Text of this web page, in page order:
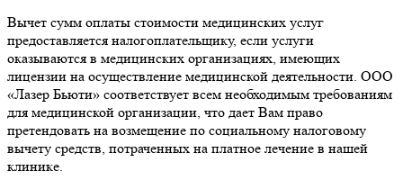
Вычет сумм оплаты стоимости медицинских услуг
предоставляется налогоплательщику, если услуги
оказываются в медицинских организациях, имеющих
лицензии на осуществление медицинской деятельности. ООО
«Лазер Бьюти» соответствует всем необходимым требованиям
для медицинской организации, что дает Вам право
претендовать на возмещение по социальному налоговому
вычету средств, потраченных на платное лечение в нашей
клинике.